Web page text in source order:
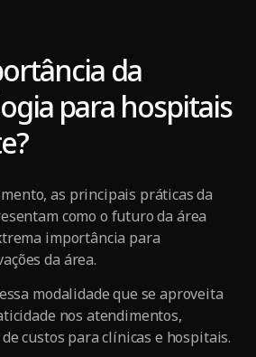
da
para hospitais
as principais práticas da
como o futuro da área
importância para
da área.
modalidade que se aproveita
nos atendimentos,
custos para clínicas e hospitais.